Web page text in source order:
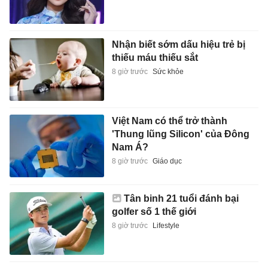
Nhận biết sớm dấu hiệu trẻ bị
thiếu máu thiếu sắt
8 giờ trước Sức khỏe
Việt Nam có thể trở thành
'Thung lũng Silicon' của Đông
Nam Á?
8 giờ trước Giáo dục
Tân binh 21 tuổi đánh bại
golfer số 1 thế giới
8 giờ trước Lifestyle